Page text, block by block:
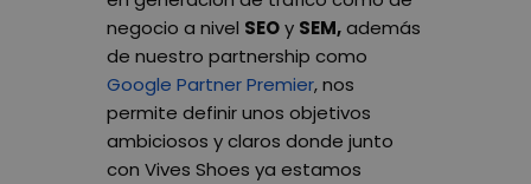
negocio a nivel SEOy SEM,además
de nuestro partnership como
Google Partner Premier,nos
permite definir unos objetivos
ambiciosos y claros donde junto
con Vives Shoes ya estamos